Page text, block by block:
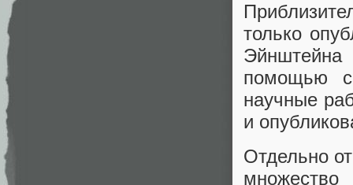
только
Эйнштейна
помощью
научные
и
Отдельно